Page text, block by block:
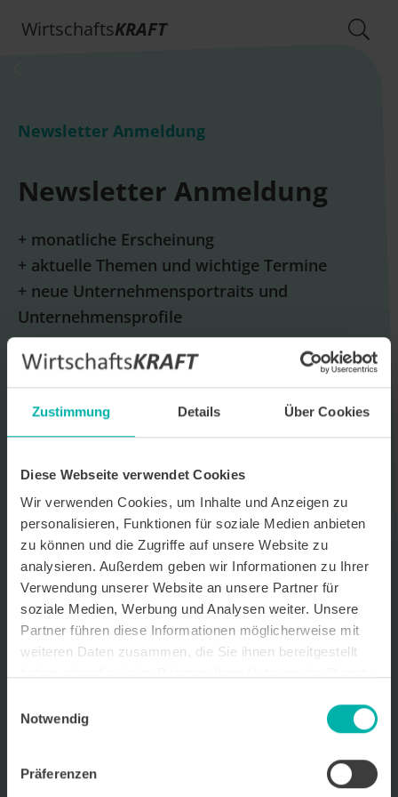
Zustimmung Details Über Cookies
Diese Webseite verwendet Cookies
Wir verwenden Cookies, um Inhalte und Anzeigen zu
personalisieren, Funktionen für soziale Medien anbieten
zu können und die Zugriffe auf unsere Website zu
analysieren. Außerdem geben wir Informationen zu Ihrer
Verwendung unserer Website an unsere Partner für
soziale Medien, Werbung und Analysen weiter. Unsere
Partner führen diese Informationen möglicherweise mit
weiteren Daten zusammen, die Sie ihnen bereitgestellt
Notwendig
Präferenzen
WirtschaftsKRAFT
Newsletter Anmeldung
Newsletter Anmeldung
+ monatliche Erscheinung
+ aktuelle Themen und wichtige Termine
+ neue Unternehmensportraits und
Unternehmensprofile
E-Mail *
WirtschaftsKRAFT der INFO - Das Magazin Pforzheim GmbH
erhalte. Um die Inhalte des Newsletters besser auf meine
persönlichen Interessen auszurichten, stimme ich außerdem zu,
hierfür mein personenbezogenes Nutzungsverhalten des
Newsletters zu erfassen und auszuwerten. Der Newsletter enthält
begleitende Werbeinformationen zu Produkten und
Dienstleistungen lokal ansässiger Werbekunden. Ich kann meine
Einwilligung jederzeit kostenfrei für die Zukunft durch den in jedem
Newsletter enthaltenen Abmeldelink oder per E-Mail an info@info-
pforzheim.de widerrufen. Meine E-Mail-Adresse wird ausschließlich
zur Zustellung des Newsletters genutzt. Detaillierte Informationen
zum Umgang mit Ihren Daten und der von uns eingesetzten
Newsletter-Software Cleverreach finden Sie in unserer
Datenschutzerklärung.